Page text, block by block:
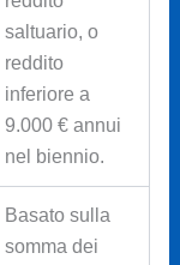
saltuario, o
reddito
inferiore a
9.000 € annui
nel biennio.
Basato sulla
somma dei